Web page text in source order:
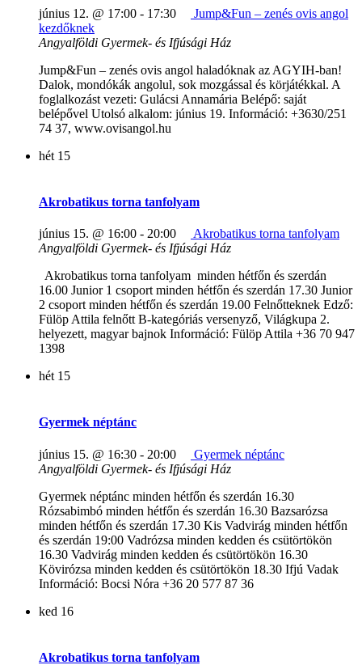
június 12. @ 17:00 - 17:30
Jump&Fun – zenés ovis angol
kezdőknek
Angyalföldi Gyermek- és Ifjúsági Ház
Jump&Fun – zenés ovis angol haladóknak az AGYIH-ban!
Dalok, mondókák angolul, sok mozgással és körjátékkal. A
foglalkozást vezeti: Gulácsi Annamária Belépő: saját
belépővel Utolsó alkalom: június 19. Információ: +3630/251
74 37, www.ovisangol.hu
hét 15
Akrobatikus torna tanfolyam
június 15. @ 16:00 - 20:00
Akrobatikus torna tanfolyam
Angyalföldi Gyermek- és Ifjúsági Ház
Akrobatikus torna tanfolyam minden hétfőn és szerdán
16.00 Junior 1 csoport minden hétfőn és szerdán 17.30 Junior
2 csoport minden hétfőn és szerdán 19.00 Felnőtteknek Edző:
Fülöp Attila felnőtt B-kategóriás versenyző, Világkupa 2.
helyezett, magyar bajnok Információ: Fülöp Attila +36 70 947
1398
hét 15
Gyermek néptánc
június 15. @ 16:30 - 20:00
Gyermek néptánc
Angyalföldi Gyermek- és Ifjúsági Ház
Gyermek néptánc minden hétfőn és szerdán 16.30
Rózsabimbó minden hétfőn és szerdán 16.30 Bazsarózsa
minden hétfőn és szerdán 17.30 Kis Vadvirág minden hétfőn
és szerdán 19:00 Vadrózsa minden kedden és csütörtökön
16.30 Vadvirág minden kedden és csütörtökön 16.30
Kövirózsa minden kedden és csütörtökön 18.30 Ifjú Vadak
Információ: Bocsi Nóra +36 20 577 87 36
ked 16
Akrobatikus torna tanfolyam